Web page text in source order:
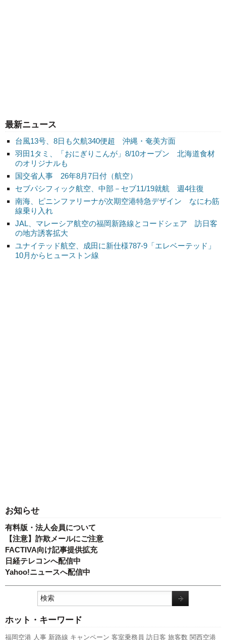
最新ニュース
台風13号、8日も欠航340便超 沖縄・奄美方面
羽田1タミ、「おにぎりこんが」8/10オープン 北海道食材
のオリジナルも
国交省人事 26年8月7日付（航空）
セブパシフィック航空、中部－セブ11/19就航 週4往復
南海、ピニンファリーナが次期空港特急デザイン なにわ筋
線乗り入れ
JAL、マレーシア航空の福岡新路線とコードシェア 訪日客
の地方誘客拡大
ユナイテッド航空、成田に新仕様787-9「エレベーテッド」
10月からヒューストン線
お知らせ
有料版・法人会員について
【注意】詐欺メールにご注意
FACTIVA向け記事提供拡充
日経テレコンへ配信中
Yahoo!ニュースへ配信中
ホット・キーワード
福岡空港 人事 新路線 キャンペーン 客室乗務員 訪日客 旅客数 関西空港